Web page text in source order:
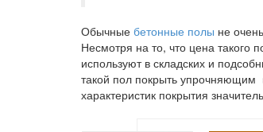
Обычные бетонные полы не
Несмотря на то, что цена такого
используют в складских и
такой пол покрыть упрочняющим
характеристик покрытия